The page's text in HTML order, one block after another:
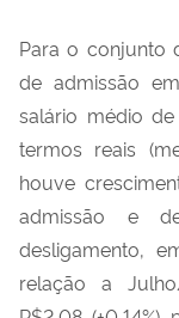
Para o conjunto
de admissão
salário médio
termos reais
houve
admissão e
desligamento,
relação a